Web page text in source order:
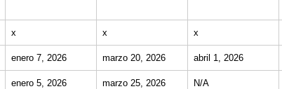
x x x
enero 7, 2026 marzo 20, 2026 abril 1, 2026
enero 5, 2026 marzo 25, 2026 N/A